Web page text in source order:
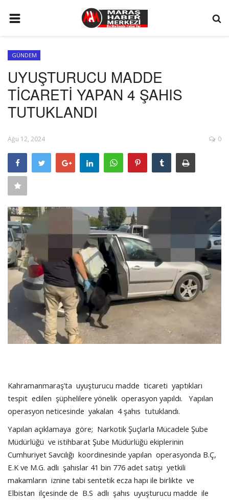
GÜNDEM
SİYASET
EKONOMİ
EĞİTİM
SPOR
İLETİŞİM
KÜNYE
KÜLTÜR SANAT
SAĞLIK
FİRMA HABER
OTURUM AÇ
KAYIT
GÜNDEM
UYUŞTURUCU MADDE
TİCARETİ YAPAN 4 ŞAHIS
TUTUKLANDI
Ağu 12, 2024 0
Kahramanmaraş’ta uyuşturucu madde ticareti yaptıkları
tespit edilen şüphelilere yönelik operasyon yapıldı. Yapılan
operasyon neticesinde yakalan 4 şahıs tutuklandı.
Yapılan açıklamaya göre; Narkotik Şuçlarla Mücadele Şube
Müdürlüğü ve istihbarat Şube Müdürlüğü ekiplerinin
Cumhuriyet Savcılığı koordinesinde yapılan operasyonda B.Ç,
E.K ve M.G. adlı şahıslar 41 bin 776 adet satışı yetkili
makamların iznine tabi sentetik ecza hapı ile birlikte ve
Elbistan ilçesinde de B.S adlı şahıs uyuşturucu madde ile